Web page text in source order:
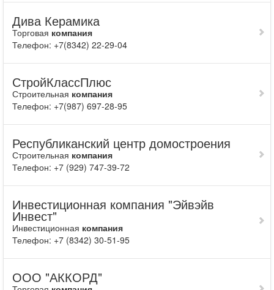
Дива Керамика
Торговая компания
Телефон: +7(8342) 22-29-04
СтройКлассПлюс
Строительная компания
Телефон: +7(987) 697-28-95
Республиканский центр домостроения
Строительная компания
Телефон: +7 (929) 747-39-72
Инвестиционная компания "Эйвэйв
Инвест"
Инвестиционная компания
Телефон: +7 (8342) 30-51-95
ООО "АККОРД"